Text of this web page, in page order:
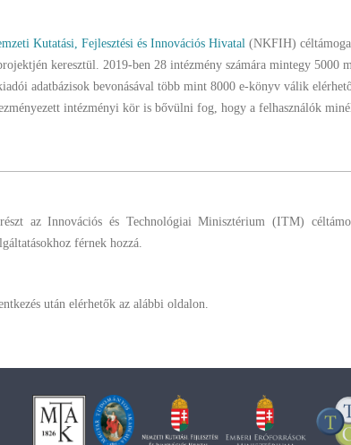
Kutatási, Fejlesztési és Innovációs Hivatal (NKFIH)
keresztül. 2019-ben 28 intézmény számára mintegy 5000
adatbázisok bevonásával több mint 8000 e-könyv válik
intézményi kör is bővülni fog, hogy a felhasználók
az Innovációs és Technológiai Minisztérium (ITM)
férnek hozzá.
után elérhetők az alábbi oldalon.